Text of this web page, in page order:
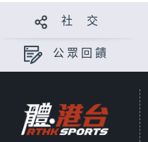
社 交
公眾回饋